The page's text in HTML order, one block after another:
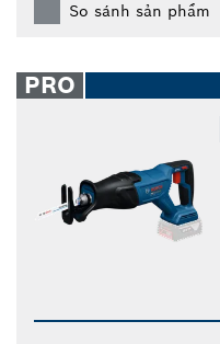
So sánh sản phẩm
PRO